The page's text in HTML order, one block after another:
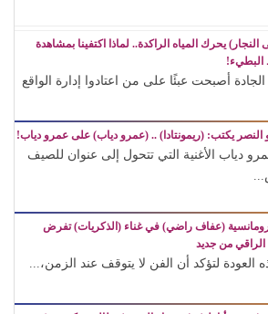
يحرك المياه الراكدة.. لماذا اكتفينا بمشاهدة
البطيء!
الجادة أصبحت عبئًا على من اعتادوا إدارة الواقع
النصر يكتب: (ريمونتادا) .. (عمرو دياب) على عمرو دياب!
دياب الأغنية التي تتحول إلى عنوان للصيف
(عفاف راضي) في غناء (الذكريات) تفرض
من جديد
العودة لتؤكد أن الفن لا يتوقف عند الزمن،...